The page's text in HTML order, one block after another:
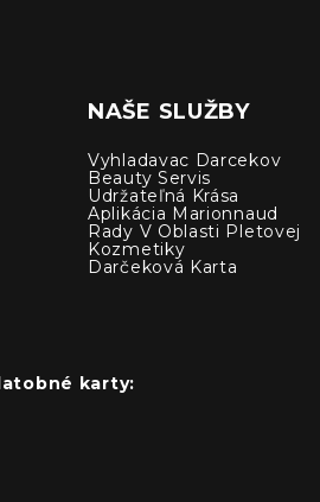
NAŠE SLUŽBY
Vyhladavac Darcekov
Beauty Servis
Udržateľná Krása
Aplikácia Marionnaud
Rady V Oblasti Pletovej
Kozmetiky
Darčeková Karta
karty: